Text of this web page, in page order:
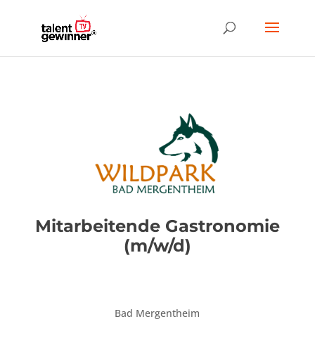
Mitarbeitende Gastronomie
(m/w/d)
Bad Mergentheim